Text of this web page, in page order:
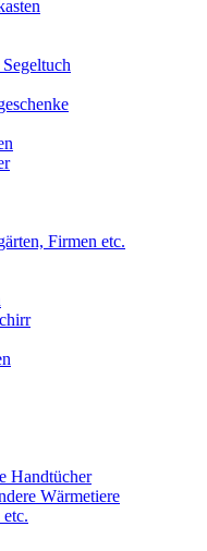
Firmen etc.
Handtücher
Wärmetiere